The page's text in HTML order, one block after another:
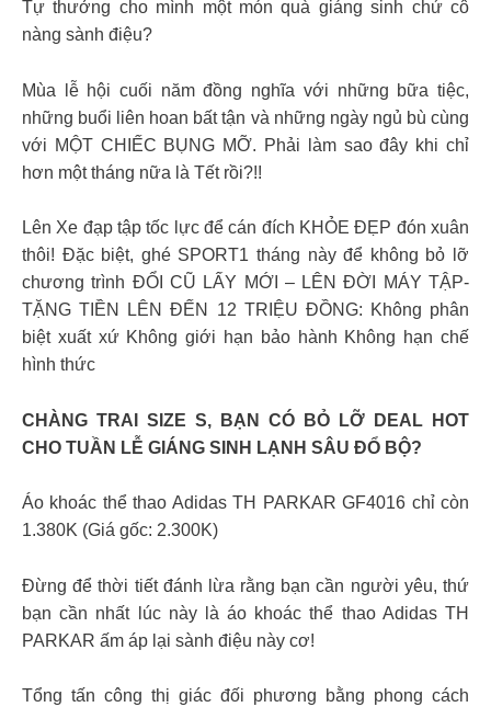
Tự thưởng cho mình một món quà giáng sinh chứ cô
nàng sành điệu?
Mùa lễ hội cuối năm đồng nghĩa với những bữa tiệc,
những buổi liên hoan bất tận và những ngày ngủ bù cùng
với MỘT CHIẾC BỤNG MỠ. Phải làm sao đây khi chỉ
hơn một tháng nữa là Tết rồi?!!
Lên Xe đạp tập tốc lực để cán đích KHỎE ĐẸP đón xuân
thôi! Đặc biệt, ghé SPORT1 tháng này để không bỏ lỡ
chương trình ĐỔI CŨ LẤY MỚI – LÊN ĐỜI MÁY TẬP-
TẶNG TIỀN LÊN ĐẾN 12 TRIỆU ĐỒNG: Không phân
biệt xuất xứ Không giới hạn bảo hành Không hạn chế
hình thức
CHÀNG TRAI SIZE S, BẠN CÓ BỎ LỠ DEAL HOT
CHO TUẦN LỄ GIÁNG SINH LẠNH SÂU ĐỔ BỘ?
Áo khoác thể thao Adidas TH PARKAR GF4016 chỉ còn
1.380K (Giá gốc: 2.300K)
Đừng để thời tiết đánh lừa rằng bạn cần người yêu, thứ
bạn cần nhất lúc này là áo khoác thể thao Adidas TH
PARKAR ấm áp lại sành điệu này cơ!
Tổng tấn công thị giác đối phương bằng phong cách